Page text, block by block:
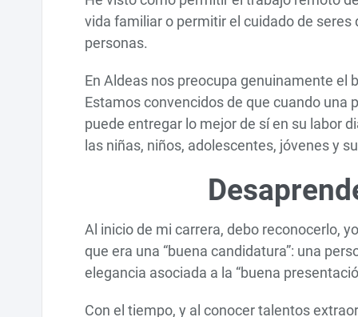
vida familiar o permitir el cuidado de
personas.
En Aldeas nos preocupa genuinamente el
Estamos convencidos de que cuando una
puede entregar lo mejor de sí en su labor
las niñas, niños, adolescentes, jóvenes y
Al inicio de mi carrera, debo reconocerlo,
que era una “buena candidatura”: una
elegancia asociada a la “buena
Con el tiempo, y al conocer talentos